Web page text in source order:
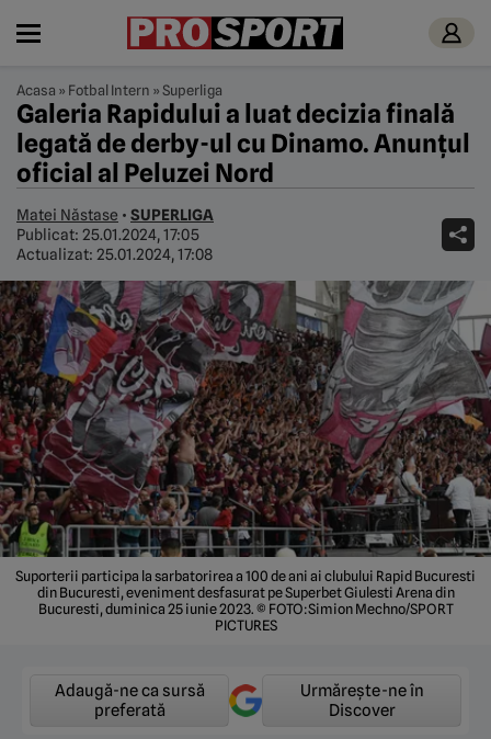
Acasa » Fotbal Intern »Superliga
Galeria Rapidului a luat decizia finală
legată de derby-ul cu Dinamo. Anunțul
oficial al Peluzei Nord
Matei Năstase • SUPERLIGA
Publicat: 25.01.2024, 17:05
Actualizat: 25.01.2024, 17:08
Suporterii participa la sarbatorirea a 100 de ani ai clubului Rapid Bucuresti
din Bucuresti, eveniment desfasurat pe Superbet Giulesti Arena din
Bucuresti, duminica 25 iunie 2023. © FOTO:Simion Mechno/SPORT
PICTURES
Adaugă-ne ca sursă
preferată
Urmărește-ne în
Discover